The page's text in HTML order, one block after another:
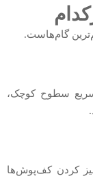
گام‌هاست.
سطوح کوچک،
کردن کف‌پوش‌ها